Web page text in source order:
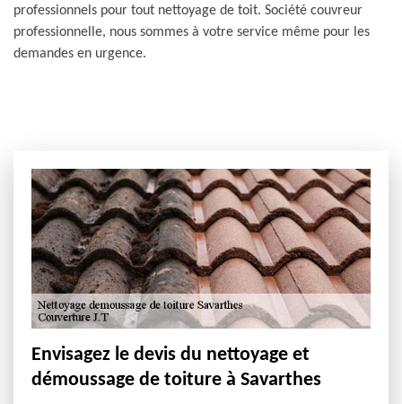
professionnels pour tout nettoyage de toit. Société couvreur
professionnelle, nous sommes à votre service même pour les
demandes en urgence.
Envisagez le devis du nettoyage et
démoussage de toiture à Savarthes